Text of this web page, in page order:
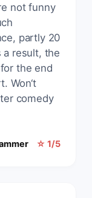
not funny
partly 20
a result, the
the end
Won‘t
comedy
☆ 1/5